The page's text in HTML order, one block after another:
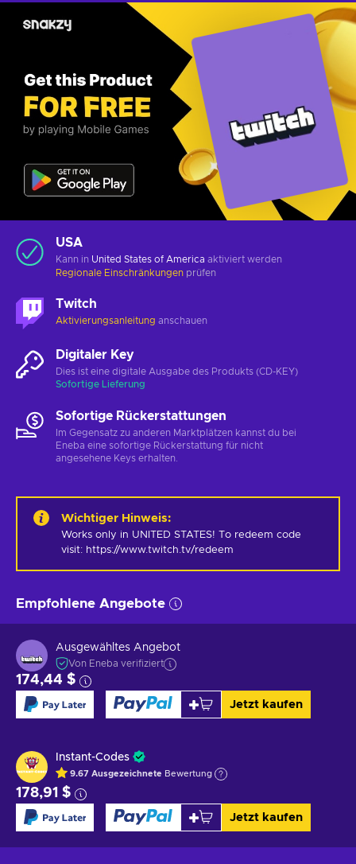
USA
Kann in United States of America aktiviert werden
Regionale Einschränkungen prüfen
Twitch
Aktivierungsanleitung anschauen
Digitaler Key
Dies ist eine digitale Ausgabe des Produkts (CD-KEY)
Sofortige Lieferung
Sofortige Rückerstattungen
Im Gegensatz zu anderen Marktplätzen kannst du bei
Eneba eine sofortige Rückerstattung für nicht
angesehene Keys erhalten.
Wichtiger Hinweis:
Works only in UNITED STATES! To redeem code
visit: https://www.twitch.tv/redeem
Empfohlene Angebote
Ausgewähltes Angebot
Von Eneba verifiziert
174,44 $
Jetzt kaufen
Instant-Codes
9.67 Ausgezeichnete Bewertung
178,91 $
Jetzt kaufen